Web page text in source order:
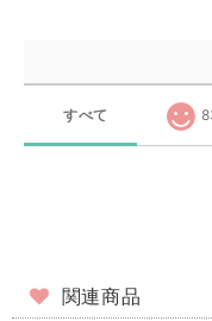
すべて
関連商品